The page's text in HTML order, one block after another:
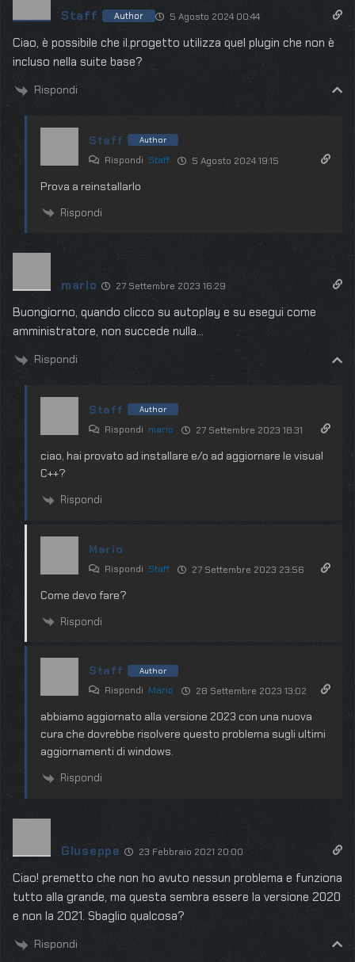
Staff Author 5 Agosto 2024 00:44
Ciao, è possibile che il.progetto utilizza quel plugin che non è
incluso nella suite base?
Rispondi
Staff Author
Rispondi Staff 5 Agosto 2024 19:15
Prova a reinstallarlo
Rispondi
mario 27 Settembre 2023 16:29
Buongiorno, quando clicco su autoplay e su esegui come
amministratore, non succede nulla…
Rispondi
Staff Author
Rispondi mario 27 Settembre 2023 18:31
ciao, hai provato ad installare e/o ad aggiornare le visual
C++?
Rispondi
Mario
Rispondi Staff 27 Settembre 2023 23:56
Come devo fare?
Rispondi
Staff Author
Rispondi Mario 28 Settembre 2023 13:02
abbiamo aggiornato alla versione 2023 con una nuova
cura che dovrebbe risolvere questo problema sugli ultimi
aggiornamenti di windows.
Rispondi
Giuseppe 23 Febbraio 2021 20:00
Ciao! premetto che non ho avuto nessun problema e funziona
tutto alla grande, ma questa sembra essere la versione 2020
e non la 2021. Sbaglio qualcosa?
Rispondi